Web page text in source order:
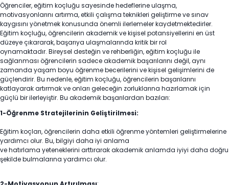
Öğrenciler, eğitim koçluğu sayesinde hedeflerine ulaşma,
motivasyonlarını artırma, etkili çalışma teknikleri geliştirme ve sınav
kaygısını yönetmek konusunda önemli ilerlemeler kaydetmektedirler.
Eğitim koçluğu, öğrencilerin akademik ve kişisel potansiyellerini en üst
düzeye çıkararak, başarıya ulaşmalarında kritik bir rol
oynamaktadır. Bireysel desteğin ve rehberliğin, eğitim koçluğu ile
sağlanması öğrencilerin sadece akademik başarılarını değil, aynı
zamanda yaşam boyu öğrenme becerilerini ve kişisel gelişimlerini de
güçlendirir. Bu nedenle, eğitim koçluğu, öğrencilerin başarılarını
katlayarak artırmak ve onları geleceğin zorluklarına hazırlamak için
güçlü bir ilerleyiştir. Bu akademik başarılardan bazıları:
1-Öğrenme Stratejilerinin Geliştirilmesi:
Eğitim koçları, öğrencilerin daha etkili öğrenme yöntemleri geliştirmelerine
yardımcı olur. Bu, bilgiyi daha iyi anlama
ve hatırlama yeteneklerini arttırarak akademik anlamda iyiyi daha doğru
şekilde bulmalarına yardımcı olur.